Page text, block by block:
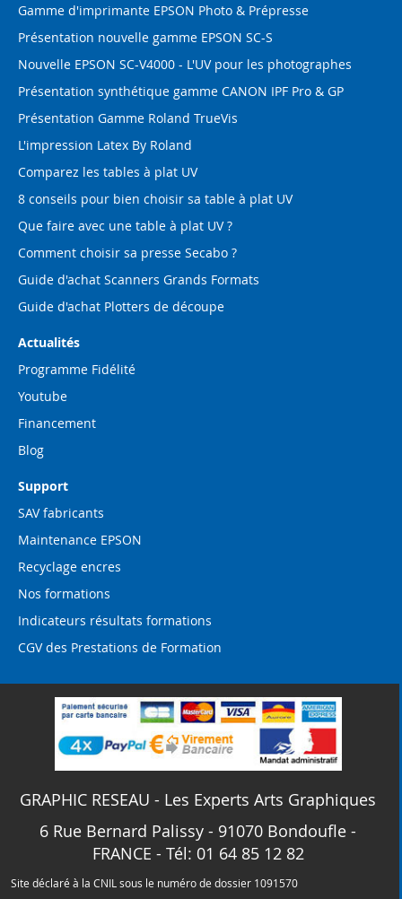
Gamme d'imprimante EPSON Photo & Prépresse
Présentation nouvelle gamme EPSON SC-S
Nouvelle EPSON SC-V4000 - L'UV pour les photographes
Présentation synthétique gamme CANON IPF Pro & GP
Présentation Gamme Roland TrueVis
L'impression Latex By Roland
Comparez les tables à plat UV
8 conseils pour bien choisir sa table à plat UV
Que faire avec une table à plat UV ?
Comment choisir sa presse Secabo ?
Guide d'achat Scanners Grands Formats
Guide d'achat Plotters de découpe
Actualités
Programme Fidélité
Youtube
Financement
Blog
Support
SAV fabricants
Maintenance EPSON
Recyclage encres
Nos formations
Indicateurs résultats formations
CGV des Prestations de Formation
GRAPHIC RESEAU - Les Experts Arts Graphiques
6 Rue Bernard Palissy - 91070 Bondoufle -
FRANCE - Tél: 01 64 85 12 82
Site déclaré à la CNIL sous le numéro de dossier 1091570